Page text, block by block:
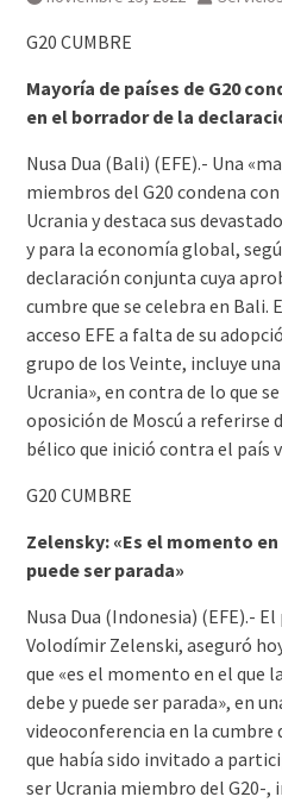
G20 CUMBRE
Mayoría de países de G20
en el borrador de la
Nusa Dua (Bali) (EFE).- Una
miembros del G20 condena
Ucrania y destaca sus
y para la economía global,
declaración conjunta cuya
cumbre que se celebra en Bali.
acceso EFE a falta de su
grupo de los Veinte, incluye
Ucrania», en contra de lo que
oposición de Moscú a
bélico que inició contra el país
G20 CUMBRE
Zelensky: «Es el momento
puede ser parada»
Nusa Dua (Indonesia) (EFE).-
Volodímir Zelenski, aseguró
que «es el momento en el que
debe y puede ser parada», en
videoconferencia en la cumbre
que había sido invitado a
ser Ucrania miembro del